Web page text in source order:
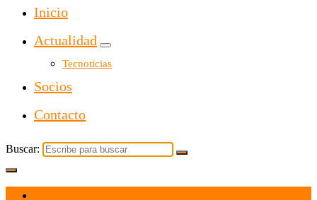
Yacal micro hosting
Inicio
Actualidad
Tecnoticias
Socios
Contacto
Buscar: